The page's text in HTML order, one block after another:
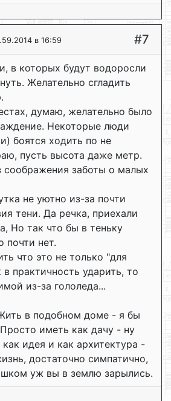
в 16:59 #7
в которых будут водоросли
Желательно сгладить
думаю, желательно было
Некоторые люди
боятся ходить по не
пусть высота даже метр.
соображения заботы о малых
не уютно из-за почти
тени. Да речка, приехали
Но так что бы в теньку
почти нет.
что это не только "для
практичность ударить, то
из-за гололеда...
в подобном доме - я бы
иметь как дачу - ну
идея и как архитектура -
достаточно симпатично,
уж вы в землю зарылись.